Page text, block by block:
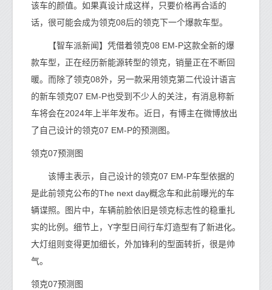
该车的颜值。如果真设计成这样，只要价格再合适的
话，很可能会成为领克08后的领克下一个爆款车型。
【智车派新闻】凭借着领克08 EM-P这款全新的爆
款车型，正在经历新能源转型的领克，销量正在不断回
暖。而除了领克08外，另一款采用领克第二代设计语言
的新车领克07 EM-P也受到不少人的关注，有消息称新
车将会在2024年上半年发布。近日，有博主在微博放出
了自己设计的领克07 EM-P的预测图。
领克07预测图
该博主表示，自己设计的领克07 EM-P车型依据的
是此前领克公布的The next day概念车和此前曝光的车
辆谍照。图片中，车辆前脸依旧是领克标志性的稳重扎
实的比例。细节上，Y字型日间行车灯造型有了新进化。
大灯组则变得更加细长，外加锋利的型面转折，很是帅
气。
领克07预测图